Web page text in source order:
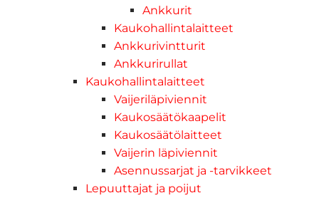
Ankkurit
Kaukohallintalaitteet
Ankkurivintturit
Ankkurirullat
Kaukohallintalaitteet
Vaijeriläpiviennit
Kaukosäätökaapelit
Kaukosäätölaitteet
Vaijerin läpiviennit
Asennussarjat ja -tarvikkeet
Lepuuttajat ja poijut